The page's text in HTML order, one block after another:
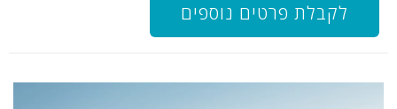
לקבלת פרטים נוספים